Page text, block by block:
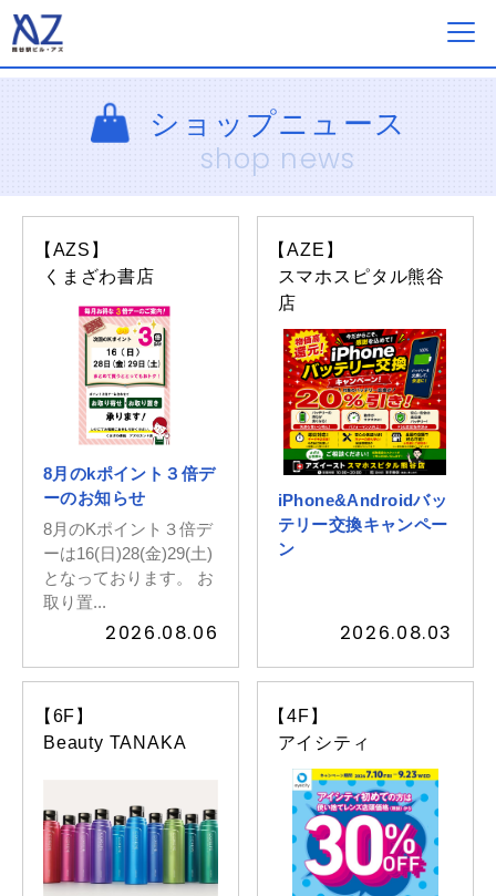
フロアガイド
ショップ一覧
イベント&ニュース
ショップニュース
営業案内・アクセス
採用情報
イベントスケジュール
よくある質問
お問い合わせ
Select Language ▼
ショップニュース
shop news
【AZS】
くまざわ書店
8月のkポイント３倍デ
ーのお知らせ
8月のKポイント３倍デ
ーは16(日)28(金)29(土)
となっております。 お
取り置...
2026.08.06
【AZE】
スマホスピタル熊谷
店
iPhone&Androidバッ
テリー交換キャンペー
ン
2026.08.03
【6F】
Beauty TANAKA
【4F】
アイシティ